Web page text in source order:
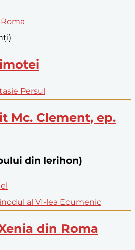
Persul
Mc. Clement, ep.
din Ierihon)
al VI-lea Ecumenic
din Roma